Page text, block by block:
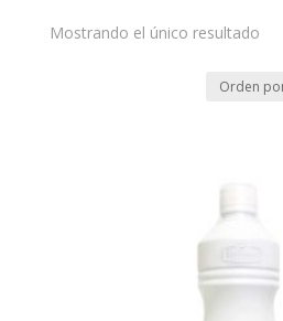
Mostrando el único resultado